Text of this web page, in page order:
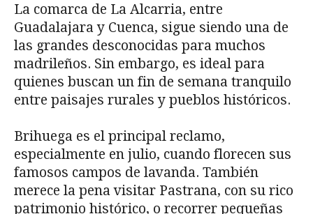
La comarca de La Alcarria, entre
Guadalajara y Cuenca, sigue siendo una de
las grandes desconocidas para muchos
madrileños. Sin embargo, es ideal para
quienes buscan un fin de semana tranquilo
entre paisajes rurales y pueblos históricos.
Brihuega es el principal reclamo,
especialmente en julio, cuando florecen sus
famosos campos de lavanda. También
merece la pena visitar Pastrana, con su rico
patrimonio histórico, o recorrer pequeñas